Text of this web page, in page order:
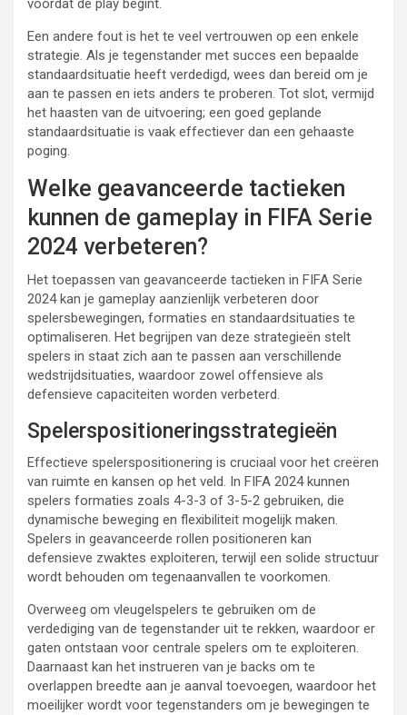
voordat de play begint.
Een andere fout is het te veel vertrouwen op een enkele
strategie. Als je tegenstander met succes een bepaalde
standaardsituatie heeft verdedigd, wees dan bereid om je
aan te passen en iets anders te proberen. Tot slot, vermijd
het haasten van de uitvoering; een goed geplande
standaardsituatie is vaak effectiever dan een gehaaste
poging.
Welke geavanceerde tactieken
kunnen de gameplay in FIFA Serie
2024 verbeteren?
Het toepassen van geavanceerde tactieken in FIFA Serie
2024 kan je gameplay aanzienlijk verbeteren door
spelersbewegingen, formaties en standaardsituaties te
optimaliseren. Het begrijpen van deze strategieën stelt
spelers in staat zich aan te passen aan verschillende
wedstrijdsituaties, waardoor zowel offensieve als
defensieve capaciteiten worden verbeterd.
Spelerspositioneringsstrategieën
Effectieve spelerspositionering is cruciaal voor het creëren
van ruimte en kansen op het veld. In FIFA 2024 kunnen
spelers formaties zoals 4-3-3 of 3-5-2 gebruiken, die
dynamische beweging en flexibiliteit mogelijk maken.
Spelers in geavanceerde rollen positioneren kan
defensieve zwaktes exploiteren, terwijl een solide structuur
wordt behouden om tegenaanvallen te voorkomen.
Overweeg om vleugelspelers te gebruiken om de
verdediging van de tegenstander uit te rekken, waardoor er
gaten ontstaan voor centrale spelers om te exploiteren.
Daarnaast kan het instrueren van je backs om te
overlappen breedte aan je aanval toevoegen, waardoor het
moeilijker wordt voor tegenstanders om je bewegingen te